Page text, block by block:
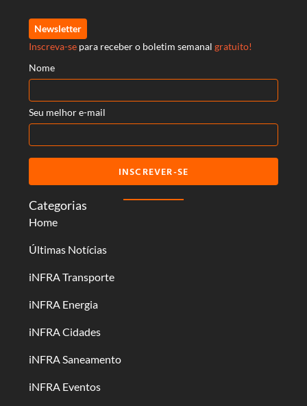
Categorias
Home
Últimas Notícias
iNFRA Transporte
iNFRA Energia
iNFRA Cidades
iNFRA Saneamento
iNFRA Eventos
Newsletter
Inscreva-se para receber o boletim semanal gratuito!
Nome
Seu melhor e-mail
INSCREVER-SE